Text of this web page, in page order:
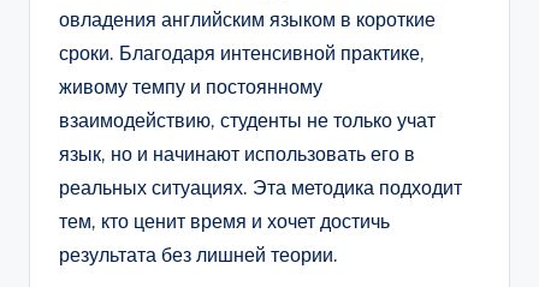
овладения английским языком в короткие
сроки. Благодаря интенсивной практике,
живому темпу и постоянному
взаимодействию, студенты не только учат
язык, но и начинают использовать его в
реальных ситуациях. Эта методика подходит
тем, кто ценит время и хочет достичь
результата без лишней теории.